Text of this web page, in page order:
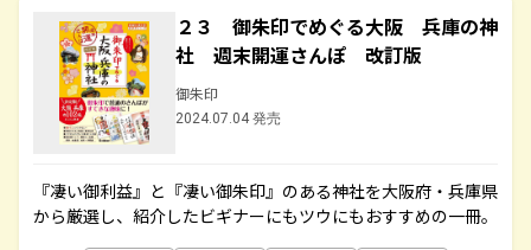
２３ 御朱印でめぐる大阪 兵庫の神
社 週末開運さんぽ 改訂版
御朱印
2024.07.04 発売
『凄い御利益』と『凄い御朱印』のある神社を大阪府・兵庫県
から厳選し、紹介したビギナーにもツウにもおすすめの一冊。